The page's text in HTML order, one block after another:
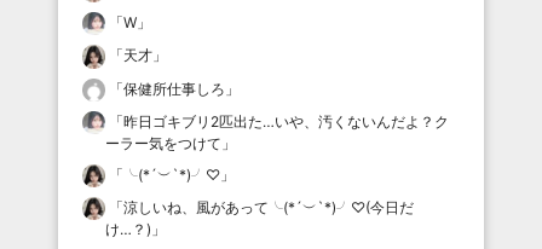
「W 」
「天才 」
「保健所仕事しろ 」
「昨日ゴキブリ2匹出た…いや、汚くないんだよ？ク
ーラー気をつけて 」
「 ╰(*´︶`*)╯♡ 」
「涼しいね、風があって╰(*´︶`*)╯♡(今日だ
け…？) 」